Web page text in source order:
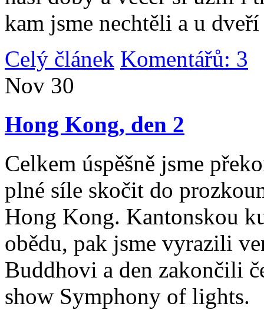
kam jsme nechtěli a u
Celý článek Komentářů: 3
Nov 30
Hong Kong, den 2
Celkem úspěšně jsme
plné síle skočit do
Hong Kong. Kantonskou
obědu, pak jsme vyrazili
Buddhovi a den zakončili
show Symphony of lights.